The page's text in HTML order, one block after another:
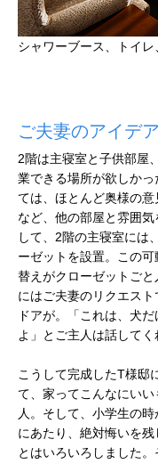
シャワーブース、トイ
ご夫妻のアイデ
2階は主寝室と子供部屋
業できる場所が欲しか
ては、ほとんど奥様の
など、他の部屋と雰囲
して、2階の主寝室には
ーゼットを設置。この
替えがクローゼットご
にはご夫妻のリクエス
ドアが。「これは、犬
よ」とご主人は話してく
こうして完成したT様邸
て、家ってこんなにい
人。そして、小学生の
にあたり、絶対悔いを
とはいろいろしました